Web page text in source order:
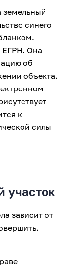
земельный
синего
ЕГРН. Она
об
объекта.
к
силы
участок
зависит от